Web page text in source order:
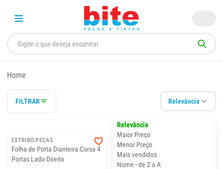
Home
FILTRAR Relevância
Relevância
Maior Preço
Menor Preço
Mais vendidos
Nome - de Z a A
ESTRIBO PECAS
Folha de Porta Dianteira Corsa 4
Portas Lado Direito
ESTRIBO PECAS
Folha de Porta Dianteira Corsa 4
Portas Lado Esquerdo